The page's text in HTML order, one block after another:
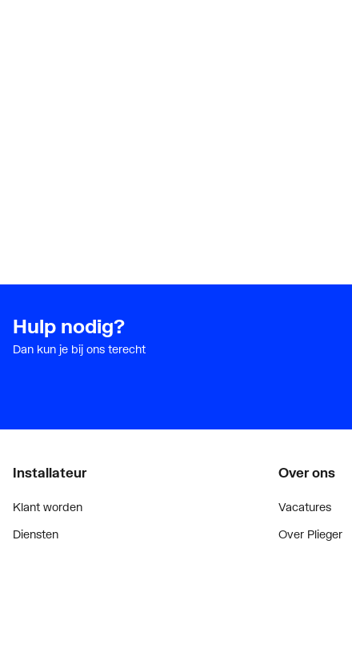
Hulp nodig?
Dan kun je bij ons terecht
Installateur
Klant worden
Diensten
Over ons
Vacatures
Over Plieger